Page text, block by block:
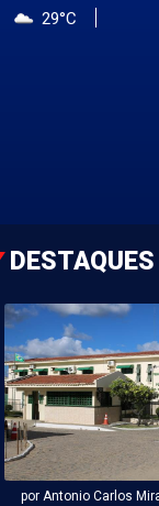
29°C
DESTAQUES
por Antonio Carlos